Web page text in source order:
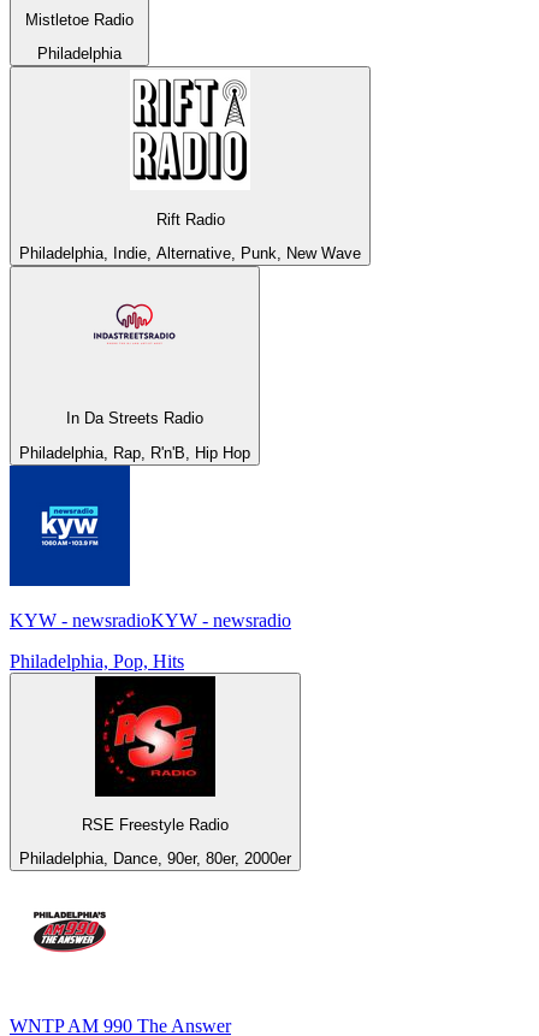
Mistletoe Radio
Philadelphia
Rift Radio
Philadelphia, Indie, Alternative, Punk, New Wave
In Da Streets Radio
Philadelphia, Rap, R'n'B, Hip Hop
KYW - newsradioKYW - newsradio
Philadelphia, Pop, Hits
RSE Freestyle Radio
Philadelphia, Dance, 90er, 80er, 2000er
WNTP AM 990 The Answer